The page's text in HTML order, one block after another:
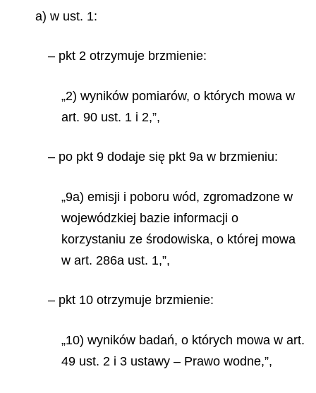
a) w ust. 1:
– pkt 2 otrzymuje brzmienie:
„2) wyników pomiarów, o których mowa w
art. 90 ust. 1 i 2,”,
– po pkt 9 dodaje się pkt 9a w brzmieniu:
„9a) emisji i poboru wód, zgromadzone w
wojewódzkiej bazie informacji o
korzystaniu ze środowiska, o której mowa
w art. 286a ust. 1,”,
– pkt 10 otrzymuje brzmienie:
„10) wyników badań, o których mowa w art.
49 ust. 2 i 3 ustawy – Prawo wodne,”,